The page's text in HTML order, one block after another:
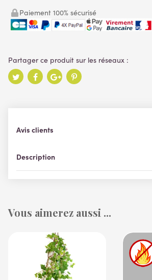
Paiement 100% sécurisé
Description
Avis clients
Vous aimerez aussi ...